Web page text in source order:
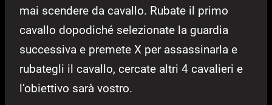
mai scendere da cavallo. Rubate il primo
cavallo dopodiché selezionate la guardia
successiva e premete X per assassinarla e
rubategli il cavallo, cercate altri 4 cavalieri e
l’obiettivo sarà vostro.